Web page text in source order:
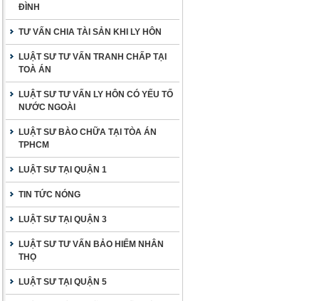
ĐÌNH
TƯ VẤN CHIA TÀI SẢN KHI LY HÔN
LUẬT SƯ TƯ VẤN TRANH CHẤP TẠI
TOÀ ÁN
LUẬT SƯ TƯ VẤN LY HÔN CÓ YẾU TỐ
NƯỚC NGOÀI
LUẬT SƯ BÀO CHỮA TẠI TÒA ÁN
TPHCM
LUẬT SƯ TẠI QUẬN 1
TIN TỨC NÓNG
LUẬT SƯ TẠI QUẬN 3
LUẬT SƯ TƯ VẤN BẢO HIỂM NHÂN
THỌ
LUẬT SƯ TẠI QUẬN 5